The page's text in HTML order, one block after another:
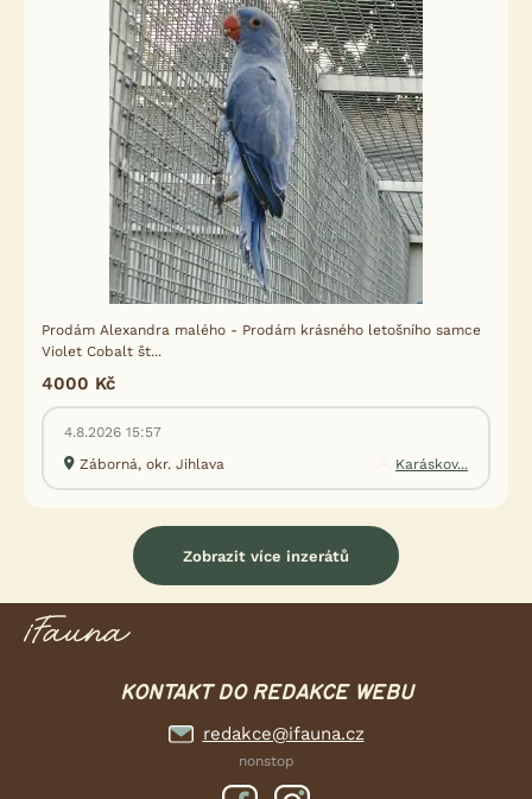
Prodám Alexandra malého - Prodám krásného letošního samce
Violet Cobalt št...
4000 Kč
4.8.2026 15:57
Záborná, okr. Jihlava
Karáskov...
Zobrazit více inzerátů
KONTAKT DO REDAKCE WEBU
redakce@ifauna.cz
nonstop